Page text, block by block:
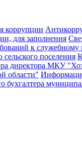
коррупции
для заполнения
к
поселения
директора МКУ
области"
бухгалтера